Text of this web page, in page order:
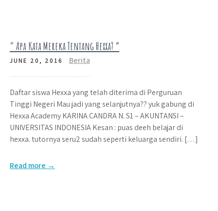
” Apa Kata Mereka Tentang Hexxa? “
JUNE 20, 2016 Berita
Daftar siswa Hexxa yang telah diterima di Perguruan
Tinggi Negeri Mau jadi yang selanjutnya?? yuk gabung di
Hexxa Academy KARINA CANDRA N. S1 – AKUNTANSI –
UNIVERSITAS INDONESIA Kesan : puas deeh belajar di
hexxa. tutornya seru2 sudah seperti keluarga sendiri. […]
Read more →